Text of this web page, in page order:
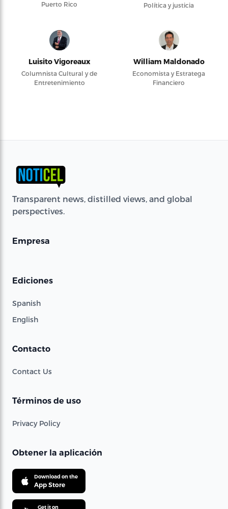
Puerto Rico
Política y justicia
Luisito Vigoreaux
Columnista Cultural y de
Entretenimiento
William Maldonado
Economista y Estratega
Financiero
Transparent news, distilled views, and global
perspectives.
Empresa
Ediciones
Spanish
English
Contacto
Contact Us
Términos de uso
Privacy Policy
Obtener la aplicación
Download on the
App Store
Get it on